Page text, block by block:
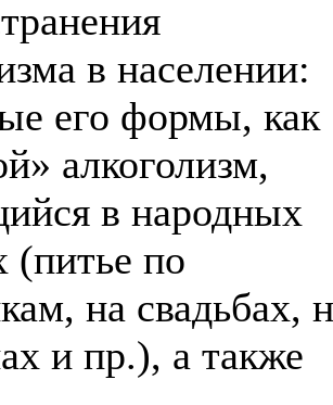
в населении:
его формы, как
алкоголизм,
в народных
(питье по
на свадьбах,
и пр.), а также